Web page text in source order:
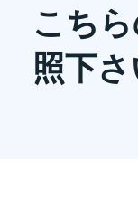
こち
照下さ